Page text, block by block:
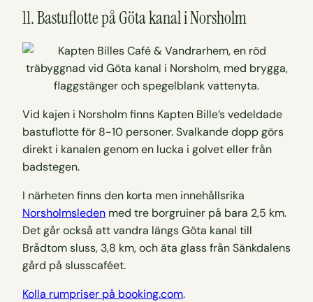
11. Bastuflotte på Göta kanal i Norsholm
Vid kajen i Norsholm finns Kapten Bille’s vedeldade
bastuflotte för 8-10 personer. Svalkande dopp görs
direkt i kanalen genom en lucka i golvet eller från
badstegen.
I närheten finns den korta men innehållsrika
Norsholmsleden med tre borgruiner på bara 2,5 km.
Det går också att vandra längs Göta kanal till
Brådtom sluss, 3,8 km, och äta glass från Sänkdalens
gård på slusscaféet.
Kolla rumpriser på booking.com.